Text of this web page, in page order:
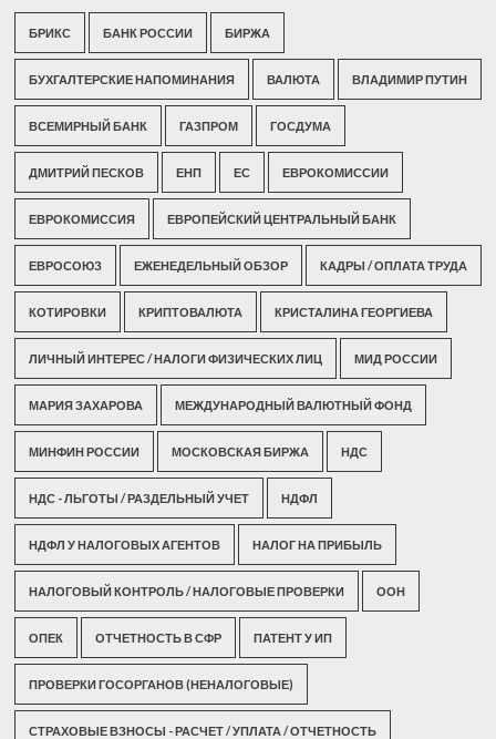
БРИКС БАНК РОССИИ БИРЖА
БУХГАЛТЕРСКИЕ НАПОМИНАНИЯ ВАЛЮТА ВЛАДИМИР ПУТИН
ВСЕМИРНЫЙ БАНК ГАЗПРОМ ГОСДУМА
ДМИТРИЙ ПЕСКОВ ЕНП ЕС ЕВРОКОМИССИИ
ЕВРОКОМИССИЯ ЕВРОПЕЙСКИЙ ЦЕНТРАЛЬНЫЙ БАНК
ЕВРОСОЮЗ ЕЖЕНЕДЕЛЬНЫЙ ОБЗОР КАДРЫ / ОПЛАТА ТРУДА
КОТИРОВКИ КРИПТОВАЛЮТА КРИСТАЛИНА ГЕОРГИЕВА
ЛИЧНЫЙ ИНТЕРЕС / НАЛОГИ ФИЗИЧЕСКИХ ЛИЦ МИД РОССИИ
МАРИЯ ЗАХАРОВА МЕЖДУНАРОДНЫЙ ВАЛЮТНЫЙ ФОНД
МИНФИН РОССИИ МОСКОВСКАЯ БИРЖА НДС
НДС - ЛЬГОТЫ / РАЗДЕЛЬНЫЙ УЧЕТ НДФЛ
НДФЛ У НАЛОГОВЫХ АГЕНТОВ НАЛОГ НА ПРИБЫЛЬ
НАЛОГОВЫЙ КОНТРОЛЬ / НАЛОГОВЫЕ ПРОВЕРКИ ООН
ОПЕК ОТЧЕТНОСТЬ В СФР ПАТЕНТ У ИП
ПРОВЕРКИ ГОСОРГАНОВ (НЕНАЛОГОВЫЕ)
СТРАХОВЫЕ ВЗНОСЫ - РАСЧЕТ / УПЛАТА / ОТЧЕТНОСТЬ